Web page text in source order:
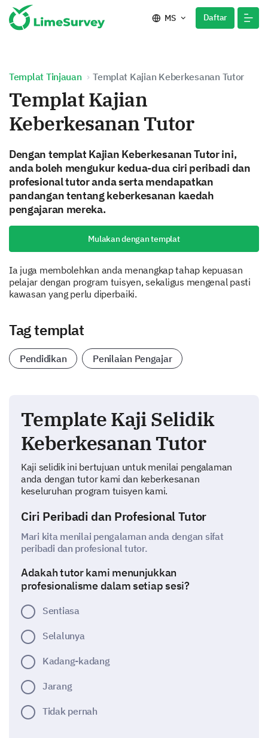
MS Daftar
Templat Tinjauan Templat Kajian Keberkesanan Tutor
Templat Kajian
Keberkesanan Tutor
Dengan templat Kajian Keberkesanan Tutor ini,
anda boleh mengukur kedua-dua ciri peribadi dan
profesional tutor anda serta mendapatkan
pandangan tentang keberkesanan kaedah
pengajaran mereka.
Mulakan dengan templat
Ia juga membolehkan anda menangkap tahap kepuasan
pelajar dengan program tuisyen, sekaligus mengenal pasti
kawasan yang perlu diperbaiki.
Tag templat
Pendidikan Penilaian Pengajar
Template Kaji Selidik
Keberkesanan Tutor
Kaji selidik ini bertujuan untuk menilai pengalaman
anda dengan tutor kami dan keberkesanan
keseluruhan program tuisyen kami.
Ciri Peribadi dan Profesional Tutor
Mari kita menilai pengalaman anda dengan sifat
peribadi dan profesional tutor.
Adakah tutor kami menunjukkan
profesionalisme dalam setiap sesi?
Sentiasa
Selalunya
Kadang-kadang
Jarang
Tidak pernah